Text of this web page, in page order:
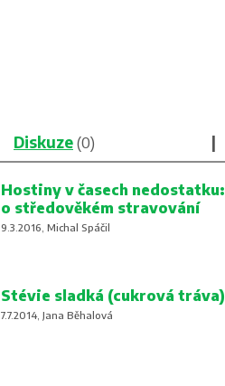
Diskuze(0) |
Hostiny v časech nedostatku:
o středověkém stravování
9.3.2016, Michal Spáčil
Stévie sladká (cukrová tráva)
7.7.2014, Jana Běhalová